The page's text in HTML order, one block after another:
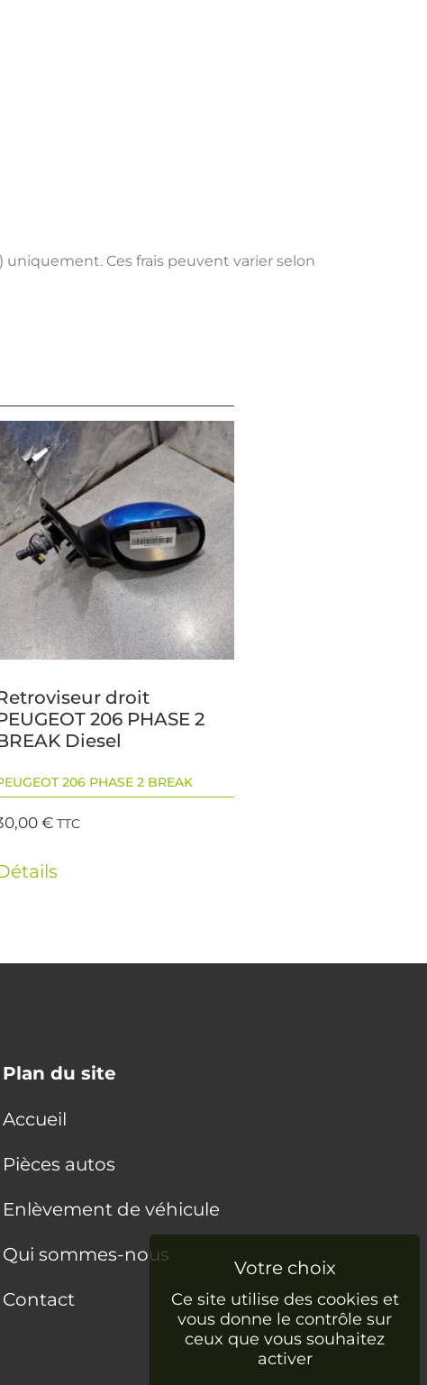
uniquement. Ces frais peuvent varier selon
droit
206 PHASE 2
Diesel
206 PHASE 2 BREAK
€ TTC
Plan du site
Accueil
Pièces autos
Enlèvement de véhicule
Qui sommes-nous
Contact
Ce site utilise des cookies et
vous donne le contrôle sur
ceux que vous souhaitez
activer